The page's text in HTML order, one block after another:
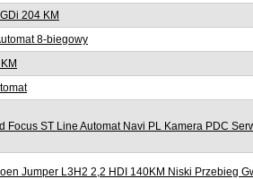
204 KM
8-biegowy
Focus ST Line Automat Navi PL Kamera PDC
Jumper L3H2 2,2 HDI 140KM Niski Przebieg